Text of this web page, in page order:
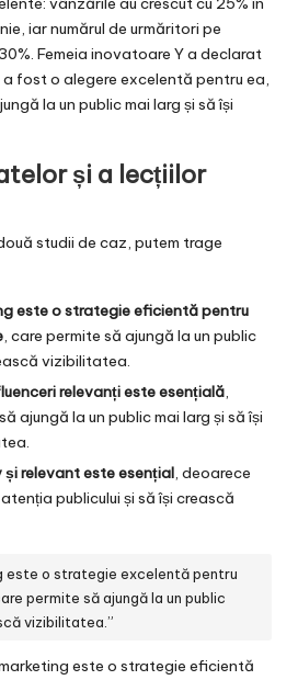
iar numărul de urmăritori pe
Femeia inovatoare Y a declarat
fost o alegere excelentă pentru ea,
la un public mai larg și să își
și a lecțiilor
studii de caz, putem trage
este o strategie eficientă pentru
, care permite să ajungă la un public
vizibilitatea.
relevanți este esențială,
ajungă la un public mai larg și să își
relevant este esențial, deoarece
publicului și să își crească
este o strategie excelentă pentru
permite să ajungă la un public
vizibilitatea.”
este o strategie eficientă